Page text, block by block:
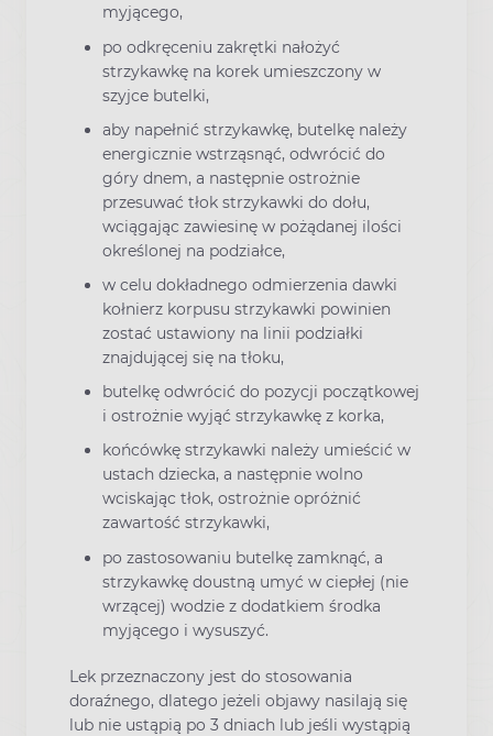
myjącego,
po odkręceniu zakrętki nałożyć
strzykawkę na korek umieszczony w
szyjce butelki,
aby napełnić strzykawkę, butelkę należy
energicznie wstrząsnąć, odwrócić do
góry dnem, a następnie ostrożnie
przesuwać tłok strzykawki do dołu,
wciągając zawiesinę w pożądanej ilości
określonej na podziałce,
w celu dokładnego odmierzenia dawki
kołnierz korpusu strzykawki powinien
zostać ustawiony na linii podziałki
znajdującej się na tłoku,
butelkę odwrócić do pozycji początkowej
i ostrożnie wyjąć strzykawkę z korka,
końcówkę strzykawki należy umieścić w
ustach dziecka, a następnie wolno
wciskając tłok, ostrożnie opróżnić
zawartość strzykawki,
po zastosowaniu butelkę zamknąć, a
strzykawkę doustną umyć w ciepłej (nie
wrzącej) wodzie z dodatkiem środka
myjącego i wysuszyć.
Lek przeznaczony jest do stosowania
doraźnego, dlatego jeżeli objawy nasilają się
lub nie ustąpią po 3 dniach lub jeśli wystąpią